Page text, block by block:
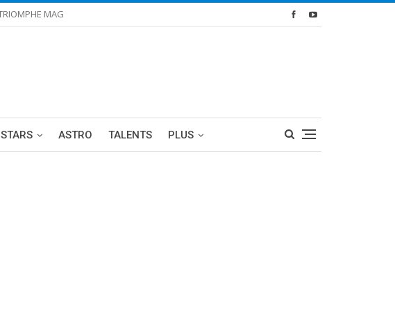
MAG
ASTRO TALENTS PLUS